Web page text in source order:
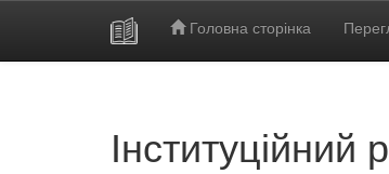
Головна сторінка